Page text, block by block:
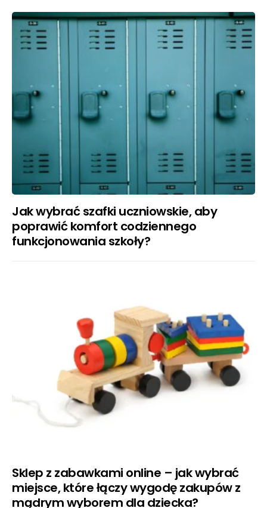
Jak wybrać szafki uczniowskie, aby
poprawić komfort codziennego
funkcjonowania szkoły?
Sklep z zabawkami online – jak wybrać
miejsce, które łączy wygodę zakupów z
mądrym wyborem dla dziecka?